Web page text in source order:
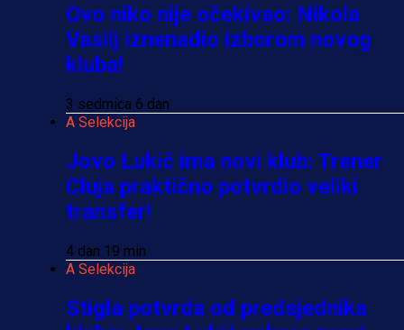
Ovo niko nije očekivao: Nikola
Vasilj iznenadio izborom novog
kluba!
3 sedmica 6 dan
A Selekcija
Jovo Lukić ima novi klub: Trener
Cluja praktično potvrdio veliki
transfer!
4 dan 19 min
A Selekcija
Stigla potvrda od predsjednika